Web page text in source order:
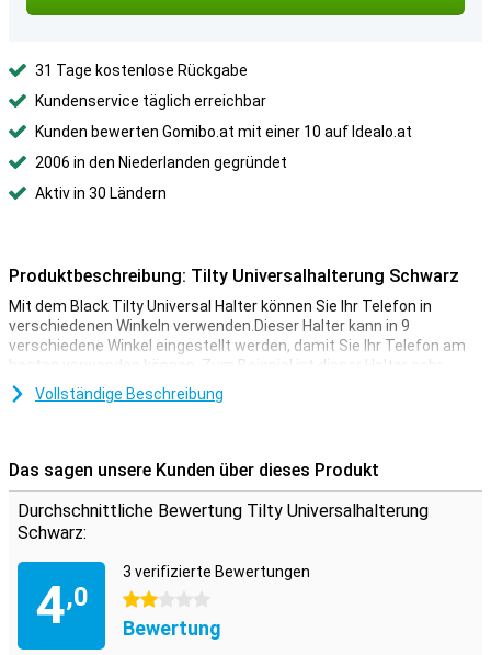
31 Tage kostenlose Rückgabe
Kundenservice täglich erreichbar
Kunden bewerten Gomibo.at mit einer 10 auf Idealo.at
2006 in den Niederlanden gegründet
Aktiv in 30 Ländern
Produktbeschreibung: Tilty Universalhalterung Schwarz
Mit dem Black Tilty Universal Halter können Sie Ihr Telefon in
verschiedenen Winkeln verwenden.Dieser Halter kann in 9
verschiedene Winkel eingestellt werden, damit Sie Ihr Telefon am
besten verwenden können. Zum Beispiel ist dieser Halter sehr
nützlich für Videoanrufe. Die Kamera kann sich in der rechten Ecke
auf Sie konzentrieren, damit Sie deutlich gesehen werden
Bildschirm in die Ecke drehen, in der Sie sich befinden.
Vollständige Beschreibung
Das sagen unsere Kunden über dieses Produkt
Durchschnittliche Bewertung Tilty Universalhalterung
Schwarz:
4,0
3 verifizierte Bewertungen
2 Sterne
Bewertung